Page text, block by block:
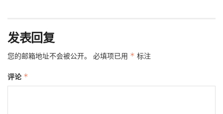
发表回复
您的邮箱地址不会被公开。 必填项已用 * 标注
评论 *